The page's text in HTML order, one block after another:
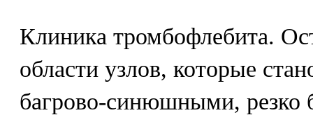
Клиника тромбофлебита.
области узлов, которые
багрово-синюшными,